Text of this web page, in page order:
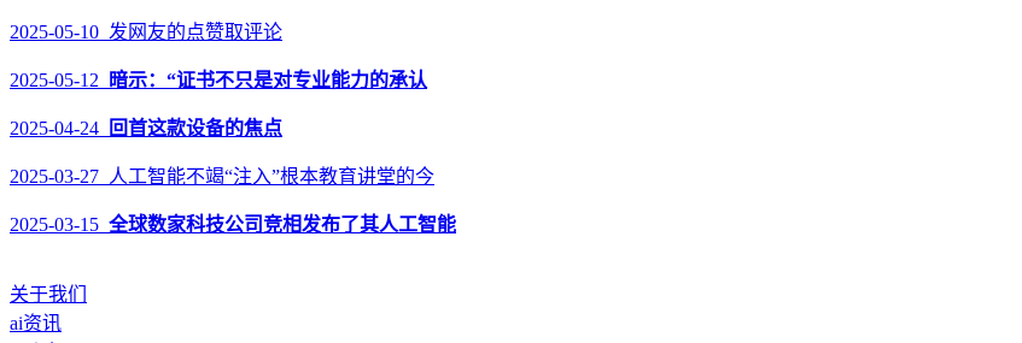
2025-05-10 发网友的点赞取评论
2025-05-12 暗示：“证书不只是对专业能力的承认
2025-04-24 回首这款设备的焦点
2025-03-27 人工智能不竭“注入”根本教育讲堂的今
2025-03-15 全球数家科技公司竞相发布了其人工智能
关于我们
ai资讯